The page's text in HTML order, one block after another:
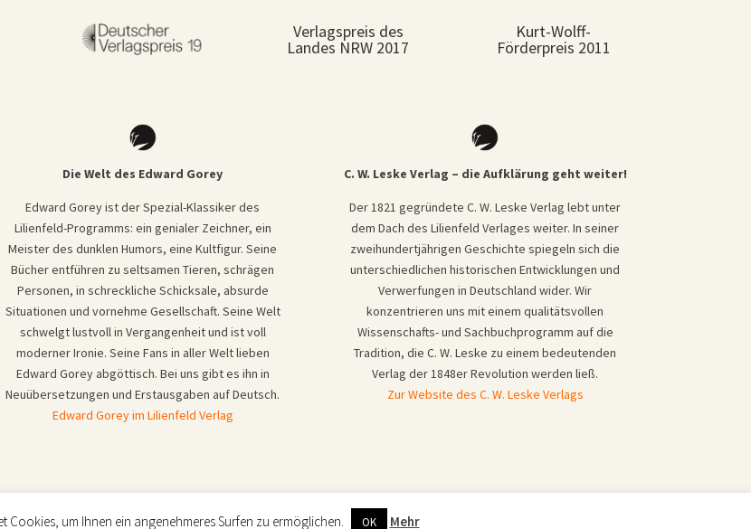
Verlagspreis des
Landes NRW 2017
Kurt-Wolff-
Förderpreis 2011
Die Welt des Edward Gorey
Edward Gorey ist der Spezial-Klassiker des
Lilienfeld-Programms: ein genialer Zeichner, ein
Meister des dunklen Humors, eine Kultfigur. Seine
Bücher entführen zu seltsamen Tieren, schrägen
Personen, in schreckliche Schicksale, absurde
Situationen und vornehme Gesellschaft. Seine Welt
schwelgt lustvoll in Vergangenheit und ist voll
moderner Ironie. Seine Fans in aller Welt lieben
Edward Gorey abgöttisch. Bei uns gibt es ihn in
Neuübersetzungen und Erstausgaben auf Deutsch.
Edward Gorey im Lilienfeld Verlag
C. W. Leske Verlag – die Aufklärung geht weiter!
Der 1821 gegründete C. W. Leske Verlag lebt unter
dem Dach des Lilienfeld Verlages weiter. In seiner
zweihundertjährigen Geschichte spiegeln sich die
unterschiedlichen historischen Entwicklungen und
Verwerfungen in Deutschland wider. Wir
konzentrieren uns mit einem qualitätsvollen
Wissenschafts- und Sachbuchprogramm auf die
Tradition, die C. W. Leske zu einem bedeutenden
Verlag der 1848er Revolution werden ließ.
Zur Website des C. W. Leske Verlags
Cookies, um Ihnen ein angenehmeres Surfen zu ermöglichen. OK Mehr